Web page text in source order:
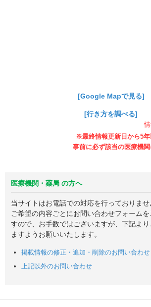
[Google Mapで見る]
[行き方を調べる]
医療機関・薬局 の方へ
当サイトはお電話での対応を行っておりませ
ご希望の内容ごとにお問い合わせフォーム
すので、お手数ではございますが、下記よ
ますようお願いいたします。
掲載情報の修正・追加・削除のお問い合わせ
上記以外のお問い合わせ